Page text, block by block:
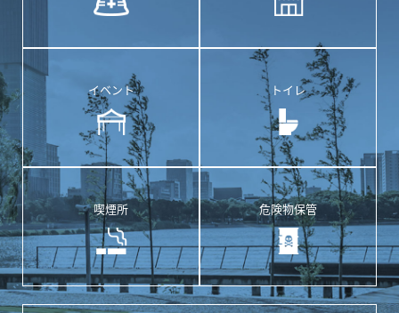
イベント トイレ
喫煙所 危険物保管